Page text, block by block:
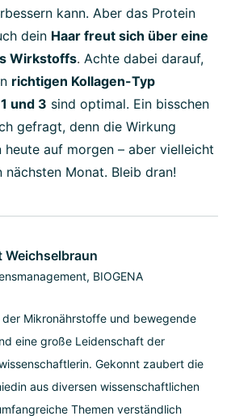
kann. Aber das Protein
dein Haar freut sich über eine
Wirkstoffs. Achte dabei darauf,
richtigen Kollagen-Typ
und 3 sind optimal. Ein bisschen
gefragt, denn die Wirkung
auf morgen – aber vielleicht
Monat. Bleib dran!
Weichselbraun
BIOGENA
der Mikronährstoffe und bewegende
eine große Leidenschaft der
Gekonnt zaubert die
aus diversen wissenschaftlichen
Themen verständlich